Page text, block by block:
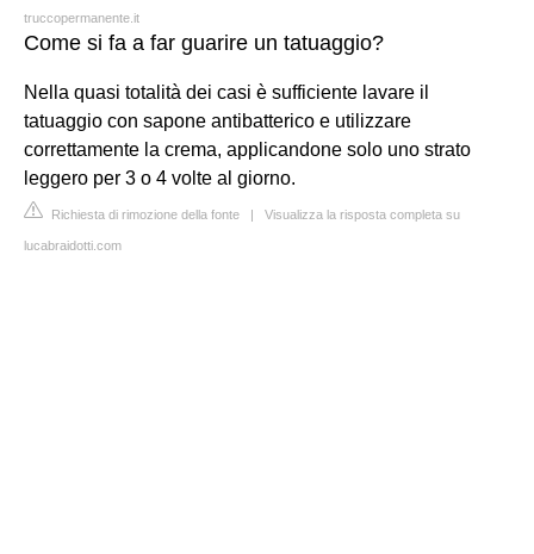
truccopermanente.it
Come si fa a far guarire un tatuaggio?
Nella quasi totalità dei casi è sufficiente lavare il
tatuaggio con sapone antibatterico e utilizzare
correttamente la crema, applicandone solo uno strato
leggero per 3 o 4 volte al giorno.
Richiesta di rimozione della fonte | Visualizza la risposta completa su
lucabraidotti.com